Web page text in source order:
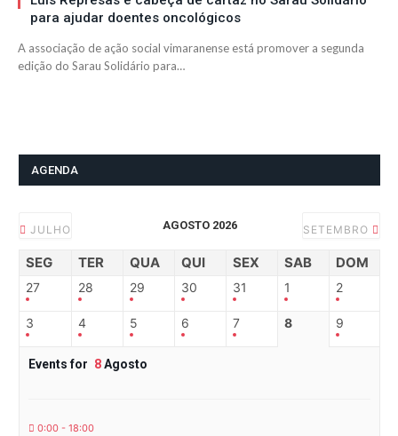
para ajudar doentes oncológicos
A associação de ação social vimaranense está promover a segunda
edição do Sarau Solidário para…
AGENDA
JULHO AGOSTO 2026 SETEMBRO
SEG TER QUA QUI SEX SAB DOM
27 28 29 30 31 1 2
3 4 5 6 7 8 9
Events for 8Agosto
0:00 - 18:00